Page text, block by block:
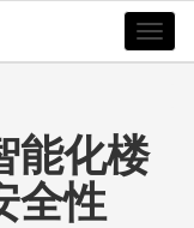
切
换
能化楼
全性